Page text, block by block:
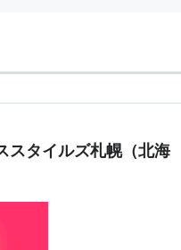
スタイルズ札幌（北海